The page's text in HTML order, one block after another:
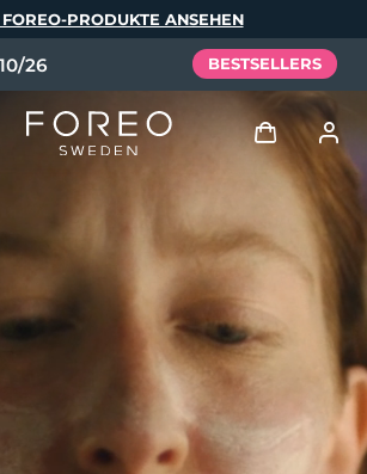
PRODUKTE ANSEHEN
26 BESTSELLERS
Anmelden
Benutzerkonto
Meine Geräte
Meine Bestellungen
Meine Adressen
Tech Elixir
Deutsch
Español
Português
简体中文 繁體中文